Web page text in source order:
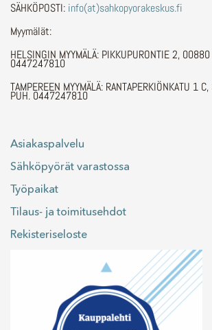
SÄHKÖPOSTI: info(at)sahkopyorakeskus.fi
Myymälät:
HELSINGIN MYYMÄLÄ: PIKKUPURONTIE 2,
0447247810
TAMPEREEN MYYMÄLÄ: RANTAPERKIÖNKATU 1
PUH. 0447247810
Asiakaspalvelu
Sähköpyörät varastossa
Työpaikat
Tilaus- ja toimitusehdot
Rekisteriseloste